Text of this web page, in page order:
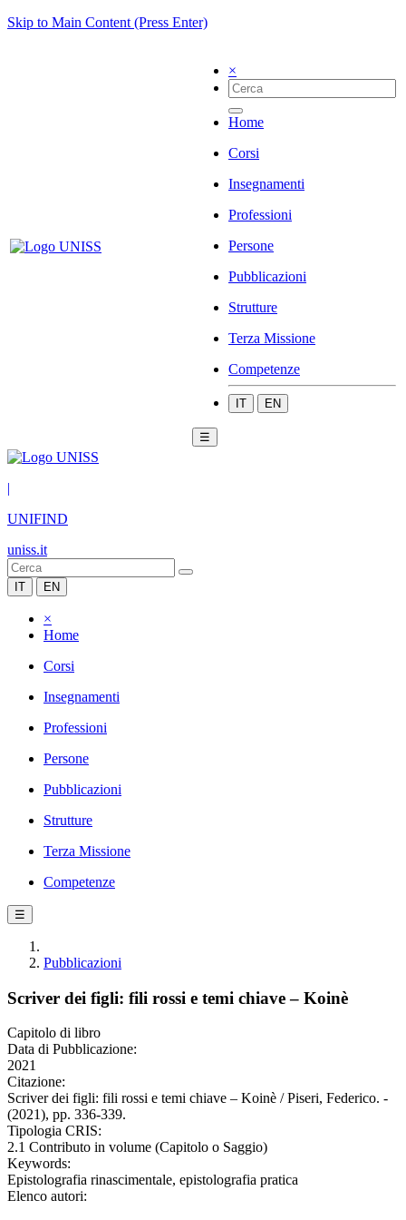
Skip to Main Content (Press Enter)
×
Home
Corsi
Insegnamenti
Professioni
Persone
Pubblicazioni
Strutture
Terza Missione
Competenze
IT EN
☰
|
UNIFIND
uniss.it
IT EN
×
Home
Corsi
Insegnamenti
Professioni
Persone
Pubblicazioni
Strutture
Terza Missione
Competenze
☰
Pubblicazioni
Scriver dei figli: fili rossi e temi chiave – Koinè
Capitolo di libro
Data di Pubblicazione:
2021
Citazione:
Scriver dei figli: fili rossi e temi chiave – Koinè / Piseri, Federico. -
(2021), pp. 336-339.
Tipologia CRIS:
2.1 Contributo in volume (Capitolo o Saggio)
Keywords:
Epistolografia rinascimentale, epistolografia pratica
Elenco autori: